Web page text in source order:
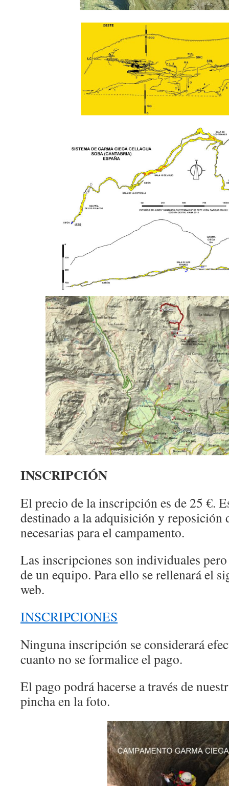
INSCRIPCIÓN
El precio de la inscripción es de 25 €.
destinado a la adquisición y reposición
necesarias para el campamento.
Las inscripciones son individuales pero
de un equipo. Para ello se rellenará el
web.
INSCRIPCIONES
Ninguna inscripción se considerará
cuanto no se formalice el pago.
El pago podrá hacerse a través de
pincha en la foto.